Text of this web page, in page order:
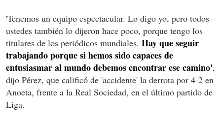
'Tenemos un equipo espectacular. Lo digo yo, pero todos
ustedes también lo dijeron hace poco, porque tengo los
titulares de los periódicos mundiales. Hay que seguir
trabajando porque si hemos sido capaces de
entusiasmar al mundo debemos encontrar ese camino',
dijo Pérez, que calificó de 'accidente' la derrota por 4-2 en
Anoeta, frente a la Real Sociedad, en el último partido de
Liga.